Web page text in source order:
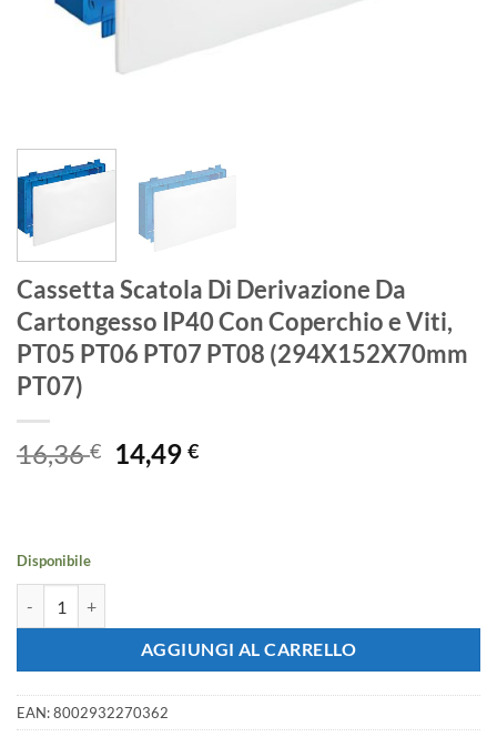
Cassetta Scatola Di Derivazione Da
Cartongesso IP40 Con Coperchio e Viti,
PT05 PT06 PT07 PT08 (294X152X70mm
PT07)
16,36€
Il
prezzo
14,49€Il
Disponibile
AGGIUNGI AL CARRELLO
EAN:8002932270362